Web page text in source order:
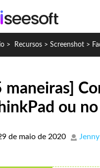
> Recursos > Screenshot >
maneiras]
ou
de maio de 2020